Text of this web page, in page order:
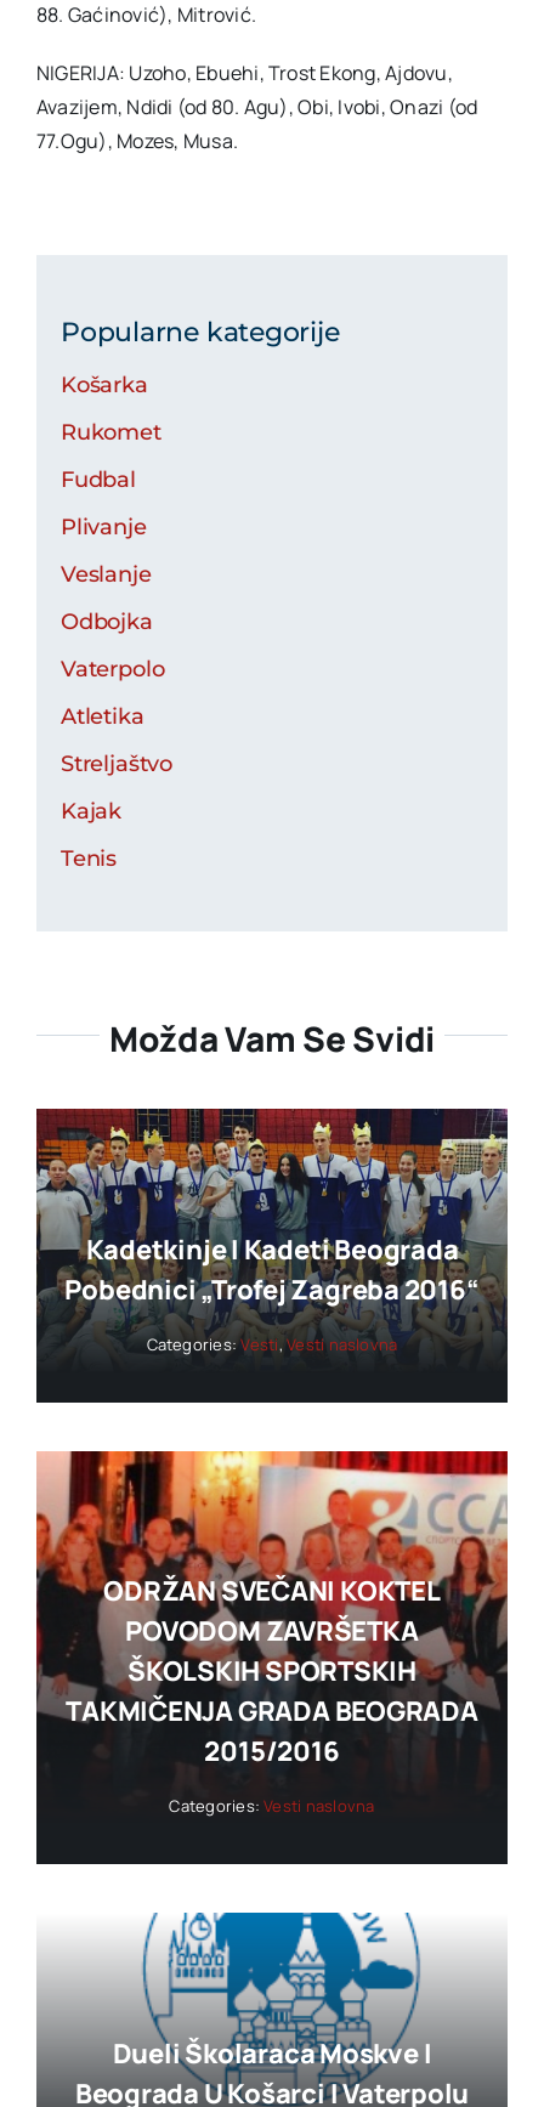
88. Gaćinović), Mitrović.
NIGERIJA: Uzoho, Ebuehi, Trost Ekong, Ajdovu,
Avazijem, Ndidi (od 80. Agu), Obi, Ivobi, Onazi (od
77.Ogu), Mozes, Musa.
Popularne kategorije
Košarka
Rukomet
Fudbal
Plivanje
Veslanje
Odbojka
Vaterpolo
Atletika
Streljaštvo
Kajak
Tenis
Možda Vam Se Svidi
Kadetkinje I Kadeti Beograda
Pobednici „trofej Zagreba 2016“
Categories:Vesti,Vesti naslovna
ODRŽAN SVEČANI KOKTEL
POVODOM ZAVRŠETKA
ŠKOLSKIH SPORTSKIH
TAKMIČENJA GRADA BEOGRADA
2015/2016
Categories:Vesti naslovna
Dueli Školaraca Moskve I
Beograda U Košarci I Vaterpolu